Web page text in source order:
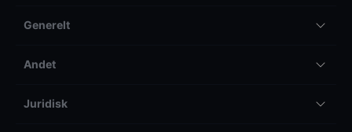
Generelt
Andet
Juridisk